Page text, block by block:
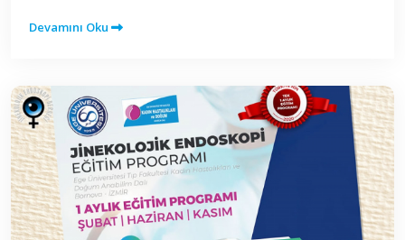
Devamını Oku